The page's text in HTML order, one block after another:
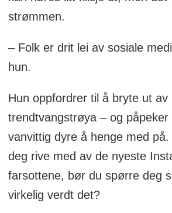
strømmen.
– Folk er drit lei av sosiale
hun.
Hun oppfordrer til å bryte ut av
trendtvangstrøya – og
vanvittig dyre å henge med
deg rive med av de nyeste
farsottene, bør du spørre deg
virkelig verdt det?